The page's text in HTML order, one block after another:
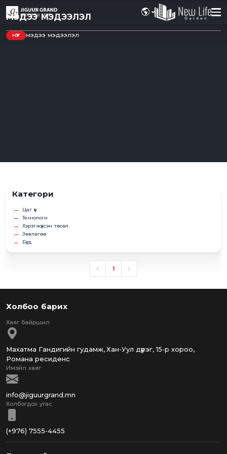
МЭДЭЭ МЭДЭЭЛЭЛ
НҮҮР МЭДЭЭ МЭДЭЭЛЭЛ
Категори
Цаг үе
Технологи
Хэрэгжүүлсэн төсөл
Зөвлөгөө
Бүгд
1
Холбоо барих
Махатма Гандигийн гудамж, Хан-Уул дүүрэг, 15-р хороо,
Романа ресиденс
info@jiguurgrand.mn
(+976) 7555-4455